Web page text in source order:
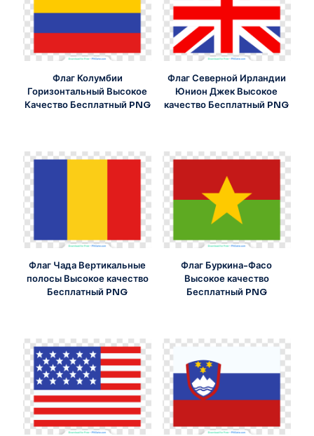
Флаг Колумбии
Горизонтальный Высокое
Качество Бесплатный PNG
Флаг Северной Ирландии
Юнион Джек Высокое
качество Бесплатный PNG
Флаг Чада Вертикальные
полосы Высокое качество
Бесплатный PNG
Флаг Буркина-Фасо
Высокое качество
Бесплатный PNG